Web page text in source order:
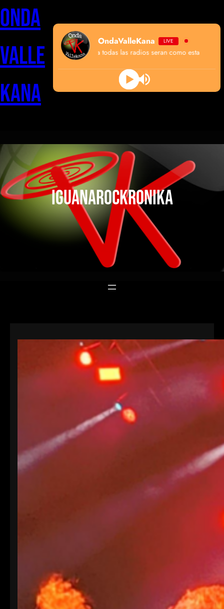
Saltar
contenido
Onda
Valle
Kana
OndaValleKana LIVE
algun dia todas las radios seran como esta
iguanarockronika